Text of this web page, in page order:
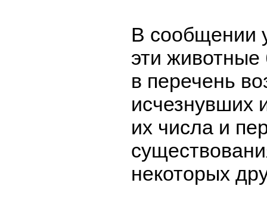
В сообщении
эти
в перечень
исчезнувших
их числа и
некоторых